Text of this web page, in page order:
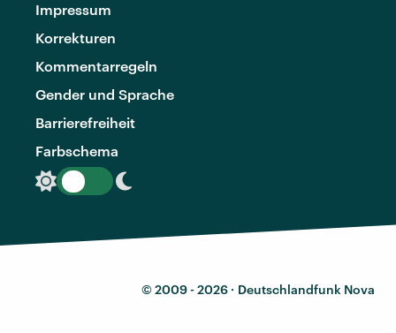
Impressum
Korrekturen
Kommentarregeln
Gender und Sprache
Barrierefreiheit
Farbschema
© 2009 - 2026 · Deutschlandfunk Nova